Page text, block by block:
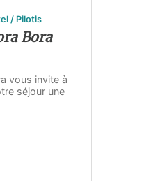
/ Pilotis
Bora
vous invite à
séjour une